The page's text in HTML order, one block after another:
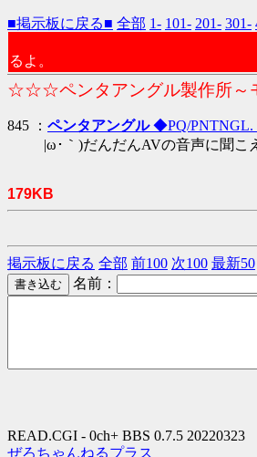
■掲示板に戻る■ 全部 1- 101- 201- 301-
るよ。
☆☆☆ペンタアングル製作所
845 ： ペンタアングル◆PQ/PNTNGL.
|ω･｀)だんだんAVの音声に聞こ
179KB
掲示板に戻る 全部 前100 次100 最新50
名前：
READ.CGI - 0ch+ BBS 0.7.5 20220323
ぜろちゃんねるプラス